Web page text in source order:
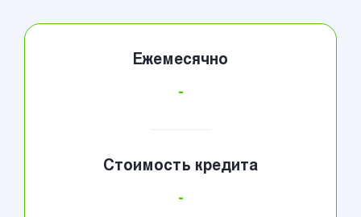
Ежемесячно
-
Стоимость кредита
-